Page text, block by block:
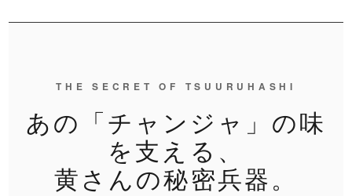
THE SECRET OF TSUURUHASHI
あの「チャンジャ」の味
を支える、
黄さんの秘密兵器。